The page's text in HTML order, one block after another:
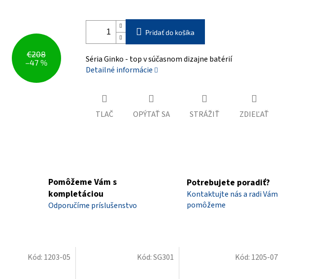
€208
–47 %
Pridať do košíka
Séria Ginko - top v súčasnom dizajne batérií
Detailné informácie
TLAČ OPÝTAŤ SA STRÁŽIŤ ZDIEĽAŤ
Pomôžeme Vám s
kompletáciou
Odporučíme príslušenstvo
Potrebujete poradiť?
Kontaktujte nás a radi Vám
pomôžeme
Kód: 1203-05 Kód:SG301 Kód: 1205-07